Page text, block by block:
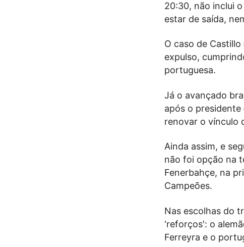
20:30, não inclui
estar de saída,
O caso de
expulso,
portuguesa.
Já o avançado
após o
renovar o vínculo
Ainda assim, e
não foi opção na
Fenerbahçe, na
Campeões.
Nas escolhas do
‘reforços': o
Ferreyra e o